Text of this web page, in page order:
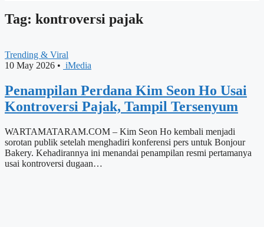
Tag: kontroversi pajak
Trending & Viral
10 May 2026 • iMedia
Penampilan Perdana Kim Seon Ho Usai
Kontroversi Pajak, Tampil Tersenyum
WARTAMATARAM.COM – Kim Seon Ho kembali menjadi
sorotan publik setelah menghadiri konferensi pers untuk Bonjour
Bakery. Kehadirannya ini menandai penampilan resmi pertamanya
usai kontroversi dugaan…